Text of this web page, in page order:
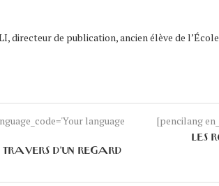
directeur de publication, ancien élève de
language
D’UN REGARD
[pencilang
LES